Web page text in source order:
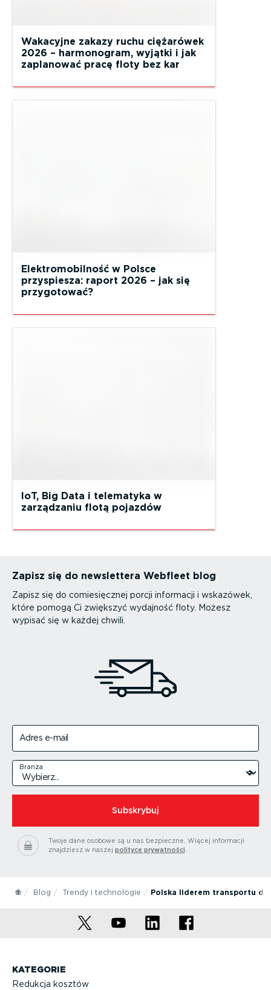
Wakacyjne zakazy ruchu ciężarówek
2026 – harmonogram, wyjątki i jak
zaplanować pracę floty bez kar
Elektromobilność w Polsce
przyspiesza: raport 2026 – jak się
przygotować?
IoT, Big Data i telematyka w
zarządzaniu flotą pojazdów
Zapisz się do newslettera Webfleet blog
Zapisz się do comiesięcznej porcji informacji i wskazówek,
które pomogą Ci zwiększyć wydajność floty. Możesz
wypisać się w każdej chwili.
Adres e-mail
Branża
Subskrybuj
Twoje dane osobowe są u nas bezpieczne. Więcej informacji
znajdziesz w naszej polityce prywatności.
Blog Trendy i technologie Polska liderem transportu
KATEGORIE
Redukcja kosztów